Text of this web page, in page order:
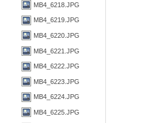
MB4_6218.JPG
MB4_6219.JPG
MB4_6220.JPG
MB4_6221.JPG
MB4_6222.JPG
MB4_6223.JPG
MB4_6224.JPG
MB4_6225.JPG